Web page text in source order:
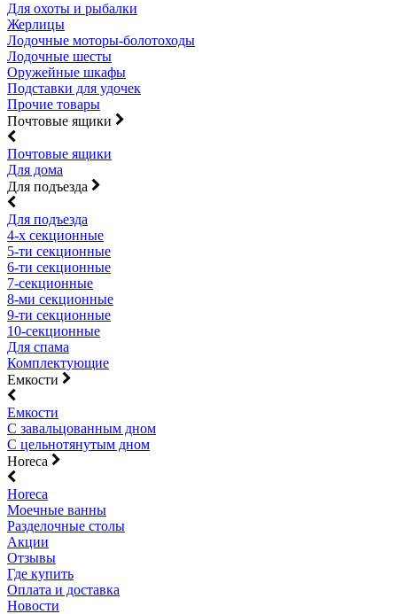
Для охоты и рыбалки
Жерлицы
Лодочные моторы-болотоходы
Лодочные шесты
Оружейные шкафы
Подставки для удочек
Прочие товары
Почтовые ящики
Почтовые ящики
Для дома
Для подъезда
Для подъезда
4-х секционные
5-ти секционные
6-ти секционные
7-секционные
8-ми секционные
9-ти секционные
10-секционные
Для спама
Комплектующие
Емкости
Емкости
С завальцованным дном
С цельнотянутым дном
Horeca
Horeca
Моечные ванны
Разделочные столы
Акции
Отзывы
Где купить
Оплата и доставка
Новости